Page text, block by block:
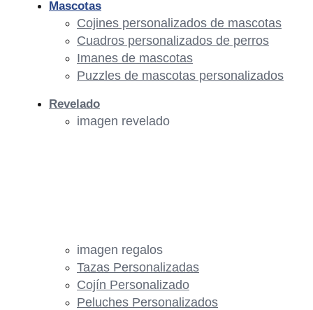
imagen regalos
Tazas Personalizadas
Cojín Personalizado
Peluches Personalizados
Mascotas
Cojines personalizados de mascotas
Cuadros personalizados de perros
Imanes de mascotas
Puzzles de mascotas personalizados
Revelado
imagen revelado